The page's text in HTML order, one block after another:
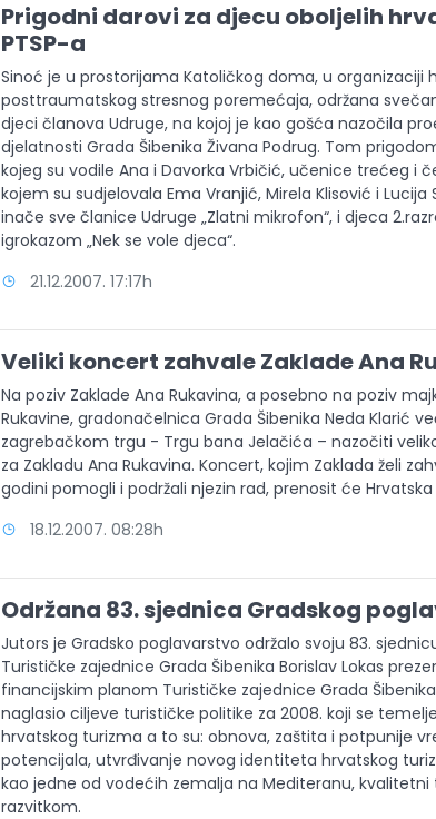
Prigodni darovi za djecu oboljelih
PTSP-a
Sinoć je u prostorijama Katoličkog doma, u organizaciji
posttraumatskog stresnog poremećaja, održana
djeci članova Udruge, na kojoj je kao gošća nazočila
djelatnosti Grada Šibenika Živana Podrug. Tom
kojeg su vodile Ana i Davorka Vrbičić, učenice trećeg i
kojem su sudjelovala Ema Vranjić, Mirela Klisović i
inače sve članice Udruge „Zlatni mikrofon“, i djeca
igrokazom „Nek se vole djeca“.
21.12.2007. 17:17h
Veliki koncert zahvale Zaklade Ana
Na poziv Zaklade Ana Rukavina, a posebno na poziv
Rukavine, gradonačelnica Grada Šibenika Neda Klarić
zagrebačkom trgu - Trgu bana Jelačića – nazočiti
za Zakladu Ana Rukavina. Koncert, kojim Zaklada želi
godini pomogli i podržali njezin rad, prenosit će
18.12.2007. 08:28h
Održana 83. sjednica Gradskog
Jutors je Gradsko poglavarstvo održalo svoju 83.
Turističke zajednice Grada Šibenika Borislav Lokas
financijskim planom Turističke zajednice Grada Šibenika
naglasio ciljeve turističke politike za 2008. koji se
hrvatskog turizma a to su: obnova, zaštita i potpunije
potencijala, utvrđivanje novog identiteta hrvatskog
kao jedne od vodećih zemalja na Mediteranu, kvalitetni
razvitkom.